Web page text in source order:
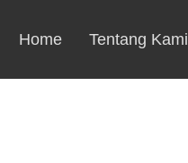
Home Tentang Kami